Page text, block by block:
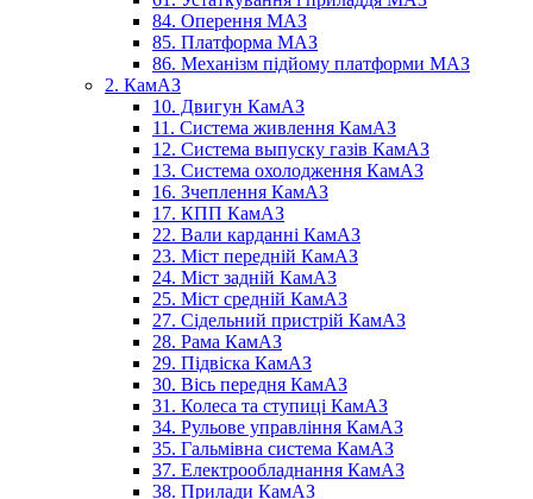
84. Оперення МАЗ
85. Платформа МАЗ
86. Механізм підйому платформи МАЗ
2. КамАЗ
10. Двигун КамАЗ
11. Система живлення КамАЗ
12. Система выпуску газів КамАЗ
13. Система охолодження КамАЗ
16. Зчеплення КамАЗ
17. КПП КамАЗ
22. Вали карданні КамАЗ
23. Міст передній КамАЗ
24. Міст задній КамАЗ
25. Міст средній КамАЗ
27. Сідельний пристрій КамАЗ
28. Рама КамАЗ
29. Підвіска КамАЗ
30. Вісь передня КамАЗ
31. Колеса та ступиці КамАЗ
34. Рульове управління КамАЗ
35. Гальмівна система КамАЗ
37. Електрообладнання КамАЗ
38. Прилади КамАЗ